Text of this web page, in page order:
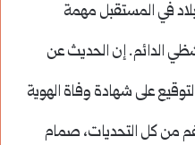
في المستقبل مهمة
الدائم. إن الحديث عن
على شهادة وفاة الهوية
من كل التحديات، صمام